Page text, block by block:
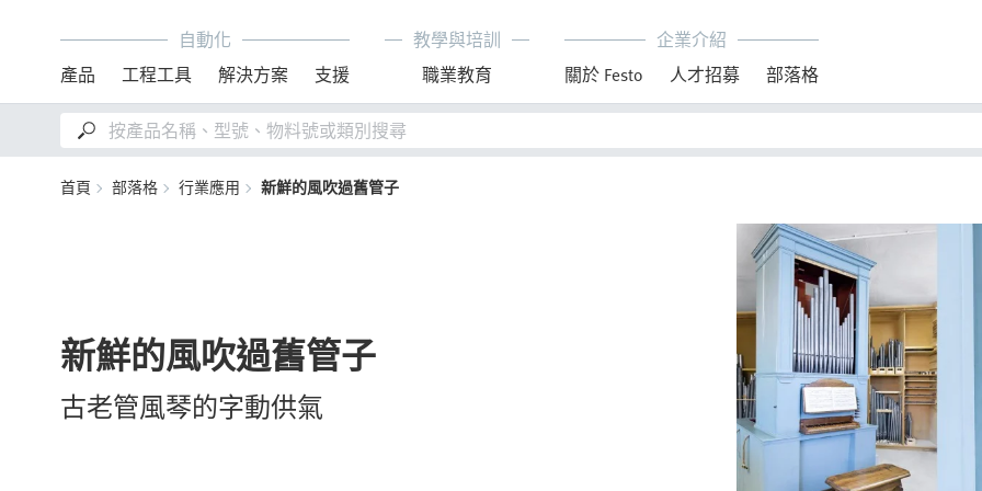
自動化
產品
工程工具 解決方案 支援
教學與培訓
職業教育
企業介紹
關於 Festo
人才招募 部落格
首頁 部落格 行業應用 新鮮的風吹過舊管子
新鮮的風吹過舊管子
古老管風琴的字動供氣